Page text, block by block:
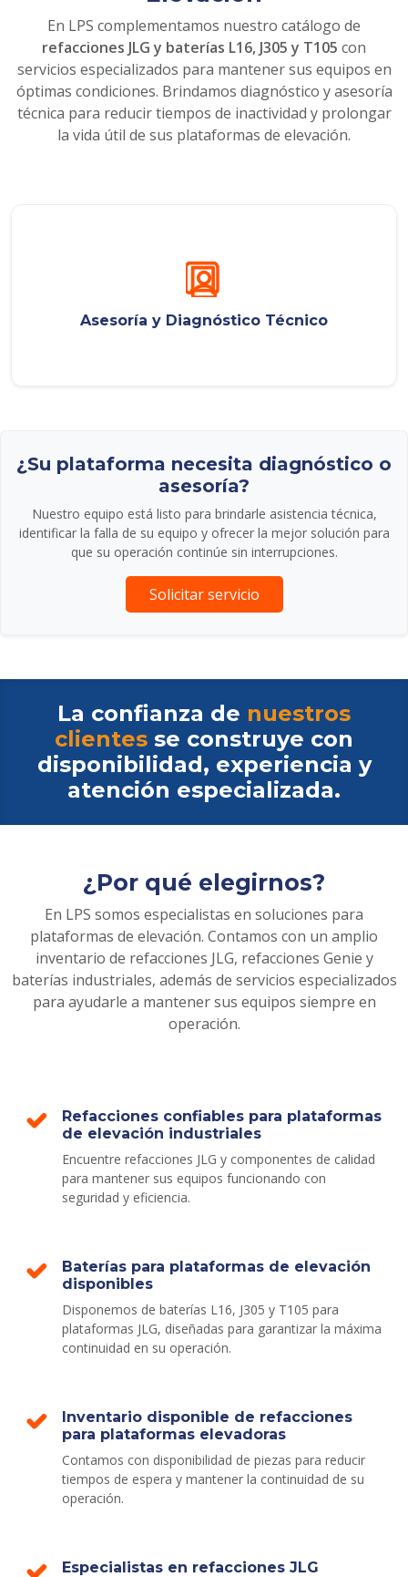
En LPS complementamos nuestro catálogo de
refacciones JLG y baterías L16, J305 y T105 con
servicios especializados para mantener sus equipos en
óptimas condiciones. Brindamos diagnóstico y asesoría
técnica para reducir tiempos de inactividad y prolongar
la vida útil de sus plataformas de elevación.
Asesoría y Diagnóstico Técnico
¿Su plataforma necesita diagnóstico o
asesoría?
Nuestro equipo está listo para brindarle asistencia técnica,
identificar la falla de su equipo y ofrecer la mejor solución para
que su operación continúe sin interrupciones.
Solicitar servicio
La confianza de nuestros
clientes se construye con
disponibilidad, experiencia y
atención especializada.
¿Por qué elegirnos?
En LPS somos especialistas en soluciones para
plataformas de elevación. Contamos con un amplio
inventario de refacciones JLG, refacciones Genie y
baterías industriales, además de servicios especializados
para ayudarle a mantener sus equipos siempre en
operación.
Refacciones confiables para plataformas
de elevación industriales
Encuentre refacciones JLG y componentes de calidad
para mantener sus equipos funcionando con
seguridad y eficiencia.
Baterías para plataformas de elevación
disponibles
Disponemos de baterías L16, J305 y T105 para
plataformas JLG, diseñadas para garantizar la máxima
continuidad en su operación.
Inventario disponible de refacciones
para plataformas elevadoras
Contamos con disponibilidad de piezas para reducir
tiempos de espera y mantener la continuidad de su
operación.
Especialistas en refacciones JLG